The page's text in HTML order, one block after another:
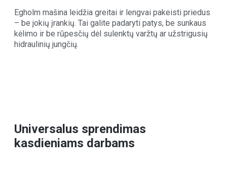
Egholm mašina leidžia greitai ir lengvai pakeisti priedus
– be jokių įrankių. Tai galite padaryti patys, be sunkaus
kėlimo ir be rūpesčių dėl sulenktų varžtų ar užstrigusių
hidraulinių jungčių.
Universalus sprendimas
kasdieniams darbams